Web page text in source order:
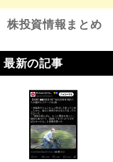
株投資情報まとめ
最新の記事